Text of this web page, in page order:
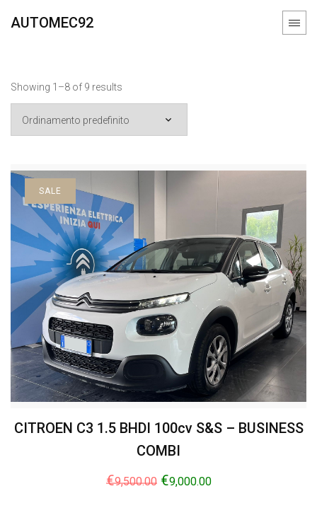
AUTOMEC92
Showing 1–8 of 9 results
SALE
CITROEN C3 1.5 BHDI 100cv S&S – BUSINESS
COMBI
€9,500.00 €9,000.00